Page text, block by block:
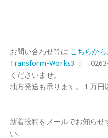
お問い合わせ等は こちらか
Transform-Works3 ：
くださいませ。
地方発送も承ります。１万円
新着投稿をメールでお知らせ
い。